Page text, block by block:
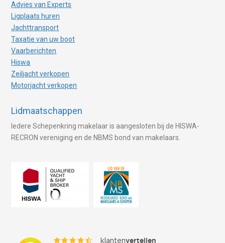
Advies van Experts
Ligplaats huren
Jachttransport
Taxatie van uw boot
Vaarberichten
Hiswa
Zeiljacht verkopen
Motorjacht verkopen
Lidmaatschappen
Iedere Schepenkring makelaar is aangesloten bij de HISWA-
RECRON vereniging en de NBMS bond van makelaars.